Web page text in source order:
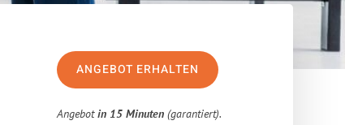
ANGEBOT ERHALTEN
Angebotin 15 Minuten (garantiert).